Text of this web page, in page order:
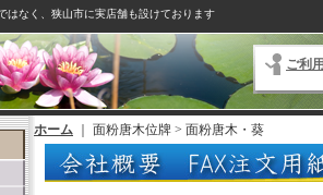
はなく、狭山市に実店舗も設けております
ご利
ホーム 面粉唐木位牌 > 面粉唐木・葵